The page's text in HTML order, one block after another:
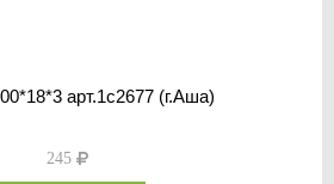
арт.1с2677 (г.Аша)
245